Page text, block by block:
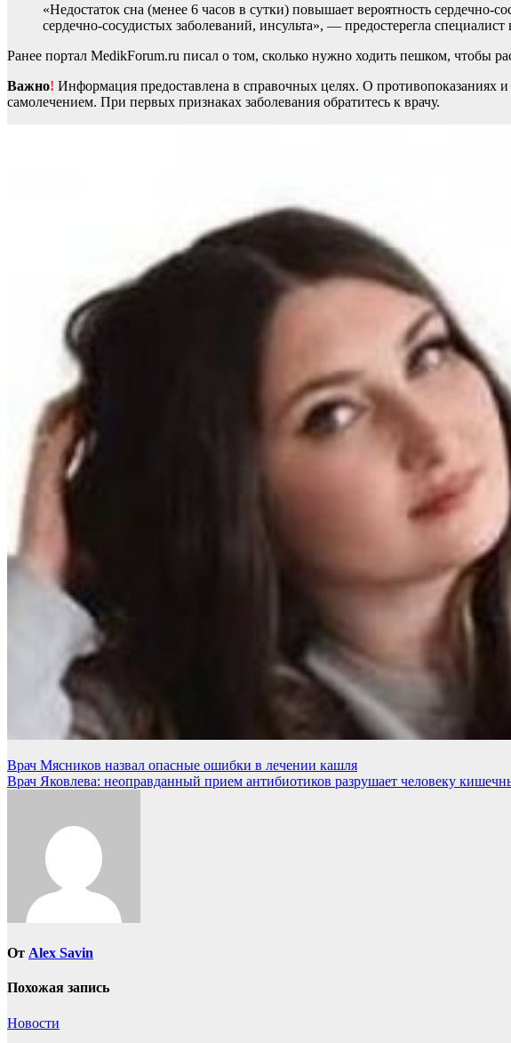
«Недостаток сна (менее 6 часов в сутки) повышает вероятность
сердечно-сосудистых заболеваний, инсульта», — предостерегла специалист
Ранее портал MedikForum.ru писал о том, сколько нужно ходить пешком, чтобы
Важно! Информация предоставлена в справочных целях. О противопоказаниях
самолечением. При первых признаках заболевания обратитесь к врачу.
Навигация
по
Врач Мясников назвал опасные ошибки в лечении кашля
Врач Яковлева: неоправданный прием антибиотиков разрушает человеку
От Alex Savin
Похожая запись
Новости